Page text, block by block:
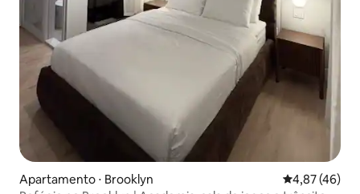
Apartamento ⋅ Brooklyn 4,87 de uma
4,87 (46)